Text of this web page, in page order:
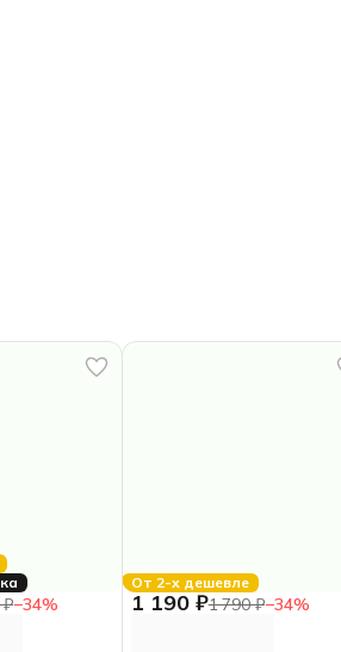
₽−34%
От 2-х дешевле
1 190 ₽1 790 ₽−34%